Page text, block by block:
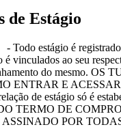
de Estágio
estágio é registrado
vinculados ao seu
do mesmo. OS
ENTRAR E ACESSAR
de estágio só é
TERMO DE
POR